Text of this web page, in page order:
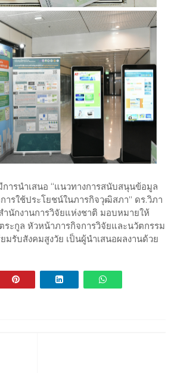
ารนำเสนอ “แนวทางการสนับสนุนข้อมูล
ารใช้ประโยชน์ในภารกิจวุฒิสภา” ดร.วิภา
ำนักงานการวิจัยแห่งชาติ มอบหมายให้
ระกูล หัวหน้าภารกิจการวิจัยและนวัตกรรม
มรับสังคมสูงวัย เป็นผู้นำเสนอผลงานด้วย